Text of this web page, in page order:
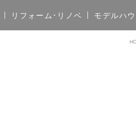
リフォーム･リノベ モデルハ